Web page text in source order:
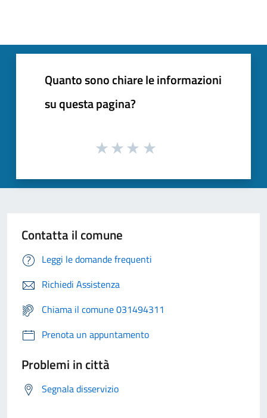
Quanto sono chiare le informazioni
su questa pagina?
Contatta il comune
Leggi le domande frequenti
Richiedi Assistenza
Chiama il comune 031494311
Prenota un appuntamento
Problemi in città
Segnala disservizio